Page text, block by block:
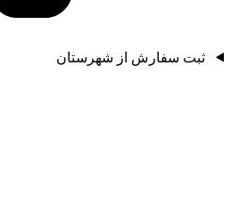
ثبت سفارش از شهرستان